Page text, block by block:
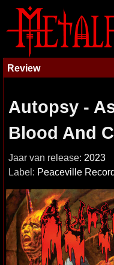
Review
Autopsy -
Blood And
Jaar van release: 2023
Label: Peaceville